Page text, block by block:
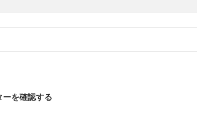
を確認する